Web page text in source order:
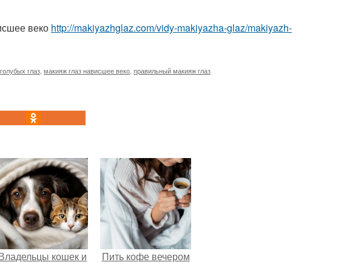
веко http://makiyazhglaz.com/vidy-makiyazha-glaz/makiyazh-
глаз макияж глаз нависшее веко правильный макияж глаз
кошек и Пить кофе вечером